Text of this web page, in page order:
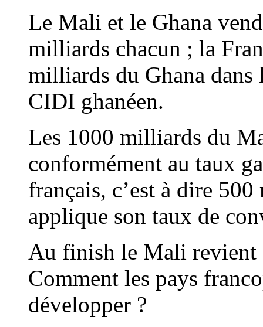
Le Mali et le Ghana
milliards chacun ; la
milliards du Ghana dans
CIDI ghanéen.
Les 1000 milliards du
conformément au taux
français, c’est à dire
applique son taux de
Au finish le Mali revient
Comment les pays
développer ?